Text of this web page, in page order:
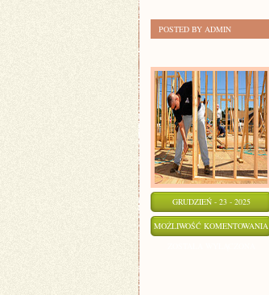
POSTED BY ADMIN
GRUDZIEŃ - 23 - 2025
MOŻLIWOŚĆ KOMENTOWANIA